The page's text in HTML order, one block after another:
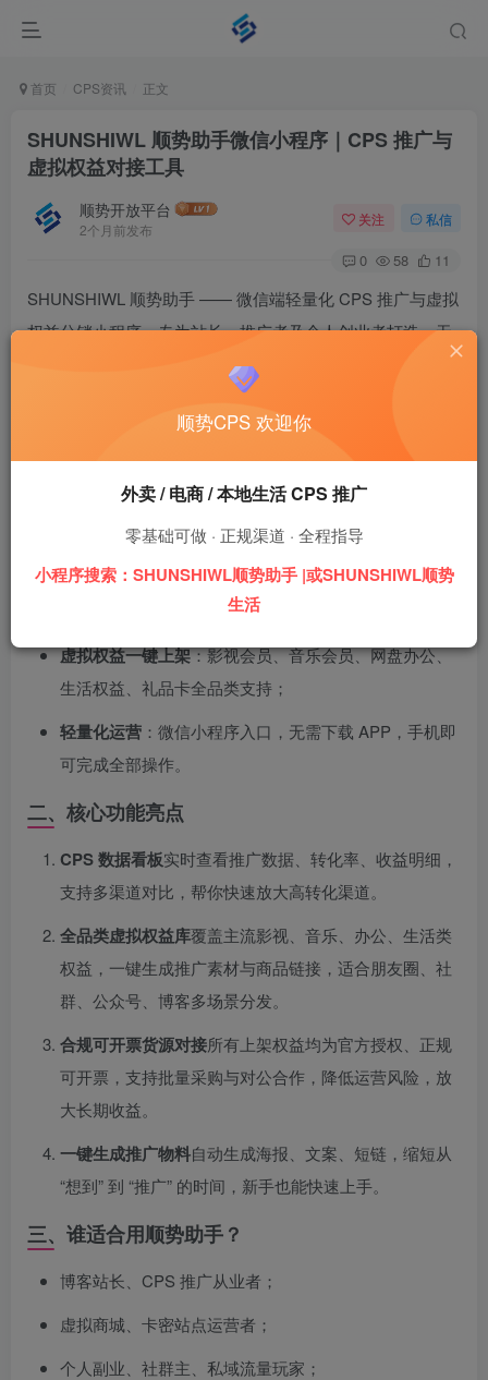
首页 CPS资讯 正文
SHUNSHIWL 顺势助手微信小程序｜CPS 推广与
虚拟权益对接工具
顺势开放平台
2个月前发布
关注 私信
0 58 11
SHUNSHIWL 顺势助手 —— 微信端轻量化 CPS 推广与虚拟
权益分销小程序，专为站长、推广者及个人创业者打造，无
需复杂开发，打开微信即可即用，快速打通 “推广–变现–货
在 CPS 分销与虚拟权益变现赛道，效率与合规决定收益上
SHUNSHIWL 顺势助手聚焦三大核心：
CPS 咨询与推广管理：渠道统计、订单跟踪、佣金结算
虚拟权益一键上架：影视会员、音乐会员、网盘办公、
生活权益、礼品卡全品类支持；
轻量化运营 ：微信小程序入口，无需下载 APP，手机即
可完成全部操作。
二、核心功能亮点
CPS 数据看板实时查看推广数据、转化率、收益明细，
支持多渠道对比，帮你快速放大高转化渠道。
全品类虚拟权益库覆盖主流影视、音乐、办公、生活类
权益，一键生成推广素材与商品链接，适合朋友圈、社
群、公众号、博客多场景分发。
合规可开票货源对接所有上架权益均为官方授权、正规
可开票，支持批量采购与对公合作，降低运营风险，放
大长期收益。
一键生成推广物料自动生成海报、文案、短链，缩短从
“想到” 到 “推广” 的时间，新手也能快速上手。
三、谁适合用顺势助手？
博客站长、CPS 推广从业者；
虚拟商城、卡密站点运营者；
个人副业、社群主、私域流量玩家；
顺势CPS 欢迎你
外卖 / 电商 / 本地生活 CPS 推广
零基础可做 · 正规渠道 · 全程指导
小程序搜索：SHUNSHIWL顺势助手 |或SHUNSHIWL顺势
生活